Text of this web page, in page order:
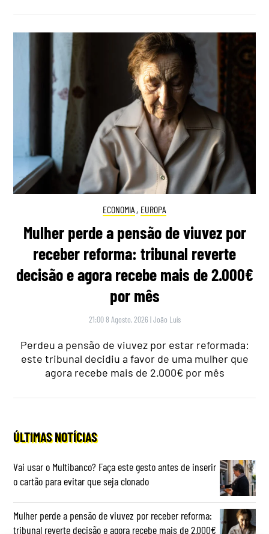
ECONOMIA , EUROPA
Mulher perde a pensão de viuvez por
receber reforma: tribunal reverte
decisão e agora recebe mais de 2.000€
por mês
21:00 8 Agosto, 2026 |João Luís
Perdeu a pensão de viuvez por estar reformada:
este tribunal decidiu a favor de uma mulher que
agora recebe mais de 2.000€ por mês
ÚLTIMAS NOTÍCIAS
Vai usar o Multibanco? Faça este gesto antes de inserir
o cartão para evitar que seja clonado
Mulher perde a pensão de viuvez por receber reforma:
tribunal reverte decisão e agora recebe mais de 2.000€